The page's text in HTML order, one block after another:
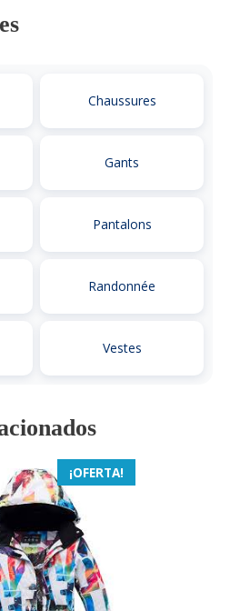
Chaussures
Gants
Pantalons
Randonnée
Vestes
¡OFERTA!